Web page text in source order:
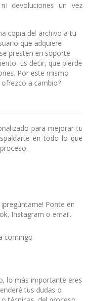
devoluciones un vez
copia del archivo a tu
que adquiere
presten en soporte
Es decir, que pierde
Por este mismo
a cambio?
para mejorar tu
en todo lo que
Ponte en
Instagram o email.
lo más importante eres
tus dudas o